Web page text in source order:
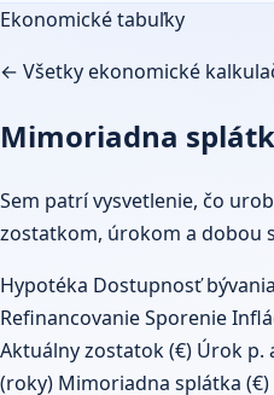
Ekonomické tabuľky
← Všetky ekonomické
Mimoriadna
Sem patrí vysvetlenie, čo
zostatkom, úrokom a dobou
Hypotéka Dostupnosť bývania
RefinancovanieSporenie
Aktuálny zostatok (€) Úrok p.
(roky) Mimoriadna splátka (€)